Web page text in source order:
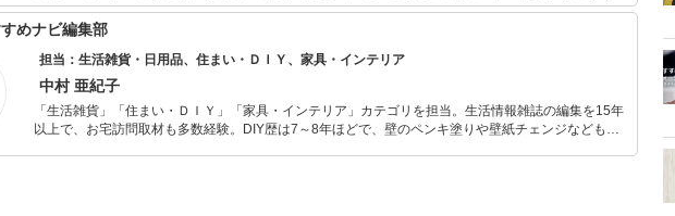
きやすいと好評。また、お片づけが好きになる！「収納ラベル」もプロデュースしている。
めナビ編集部
担当：生活雑貨・日用品、住まい・ＤＩＹ、家具・インテリア
中村 亜紀子
「生活雑貨」「住まい・ＤＩＹ」「家具・インテリア」カテゴリを担当。生活情報雑誌の編集を15年
以上で、お宅訪問取材も多数経験。DIY歴は7～8年ほどで、壁のペンキ塗りや壁紙チェンジなどもチ